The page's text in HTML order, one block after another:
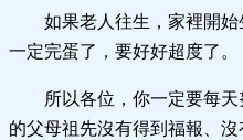
如果老人往生，家裡開
一定完蛋了，要好好超度了。
所以各位，你一定要每
的父母祖先沒有得到福報、